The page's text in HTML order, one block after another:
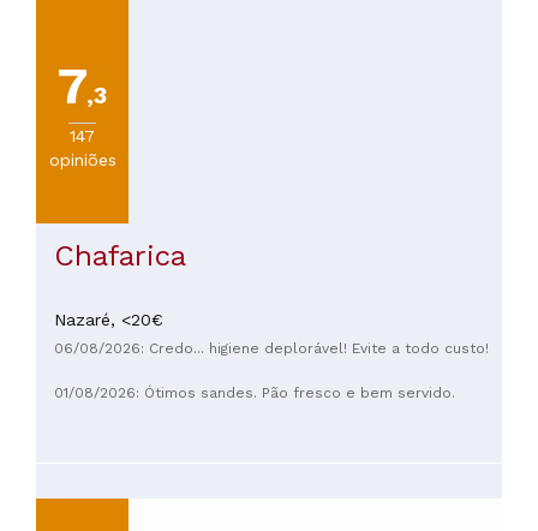
7,3
147
opiniões
Chafarica
Nazaré, <20€
06/08/2026: Credo... higiene deplorável! Evite a todo custo!
01/08/2026: Ótimos sandes. Pão fresco e bem servido.